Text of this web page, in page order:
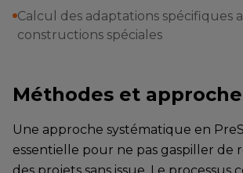
Calcul des adaptations spécifiques
constructions spéciales
Méthodes et
Une approche systématique en
essentielle pour ne pas gaspiller de